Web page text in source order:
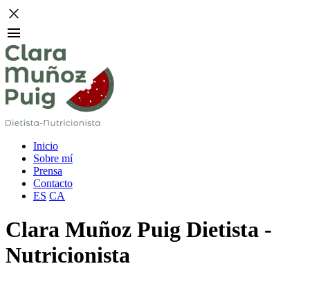
close
menu
Inicio
Sobre mí
Prensa
Contacto
ES CA
Clara Muñoz Puig Dietista -
Nutricionista